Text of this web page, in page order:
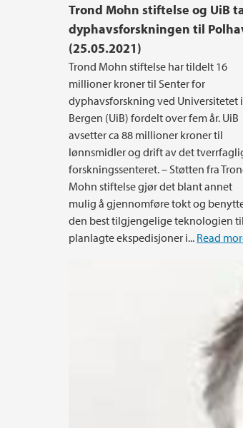
Trond Mohn stiftelse og UiB
dyphavsforskningen til
(25.05.2021)
Trond Mohn stiftelse har tildelt 16
millioner kroner til Senter for
dyphavsforskning ved Universitetet i
Bergen (UiB) fordelt over fem år. UiB
avsetter ca 88 millioner kroner til
lønnsmidler og drift av det
forskningssenteret. – Støtten fra
Mohn stiftelse gjør det blant annet
mulig å gjennomføre tokt og
den best tilgjengelige teknologien til
planlagte ekspedisjoner i... Read